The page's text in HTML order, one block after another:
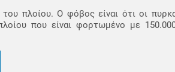
πλοίου. Ο φόβος είναι ότι οι
που είναι φορτωμένο με